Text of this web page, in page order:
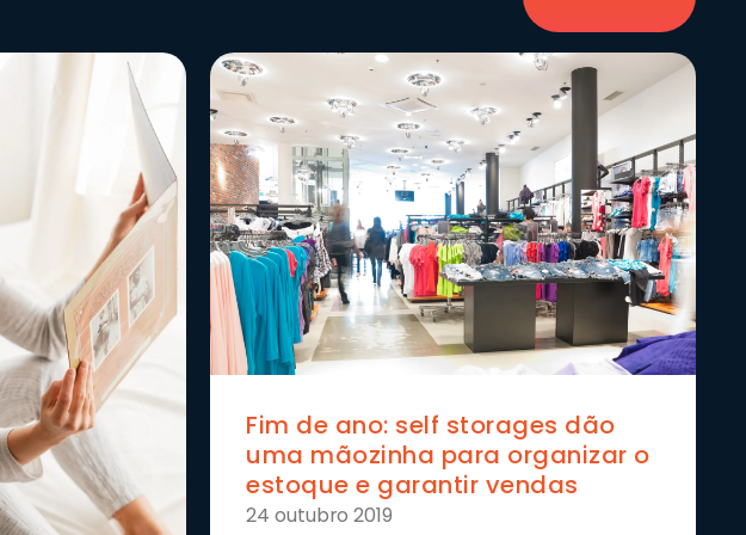
Fim de ano: self storages dão
uma mãozinha para organizar o
estoque e garantir vendas
24 outubro 2019